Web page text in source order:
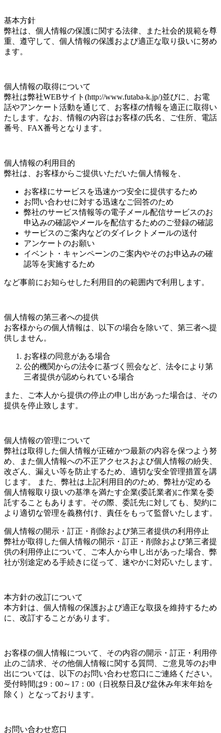
基本方針
弊社は、個人情報の保護に関する法律、また社会的規範を尊
重、遵守して、個人情報の保護および適正な取り扱いに努め
ます。
個人情報の取得について
弊社は弊社WEBサイト(http://www.futaba-k.jp/)並びに、お電
話やアンケート活動を通じて、お客様の情報を適正に取得い
たします。なお、情報の内容はお客様の氏名、ご住所、電話
番号、FAX番号となります。
個人情報の利用目的
弊社は、お客様からご提供いただいた個人情報を、
お客様にサービスを迅速かつ安全に提供するため
お問い合わせに対する迅速なご回答のため
弊社のサービス情報等の電子メール配信サービスのお
申込みの確認やメールを配信するためのご登録の確認
サービスのご案内などのダイレクトメールの送付
アンケートのお願い
イベント・キャンペーンのご案内やそのお申込みの確
認等を実施するため
など事前にお知らせした利用目的の範囲内で利用します。
個人情報の第三者への提供
お客様からの個人情報は、以下の場合を除いて、第三者へ提
供しません。
お客様の同意がある場合
公的機関からの法令に基づく照会など、法令により第
三者提供が認められている場合
また、ご本人から提供の停止の申し出があった場合は、その
提供を停止致します。
個人情報の管理について
弊社は取得した個人情報が正確かつ最新の内容を保つよう努
め、また個人情報への不正アクセスおよび個人情報の紛失、
改ざん、漏えい等を防止するため、適切な安全管理措置を講
じます。 また、弊社は上記利用目的のため、弊社が定める
個人情報取り扱いの基準を満たす企業(委託業者)に作業を委
託することもあります。その際、委託先に対しても、契約に
より適切な管理を義務付け、責任をもって監督いたします。
個人情報の開示・訂正・削除および第三者提供の利用停止
弊社が取得した個人情報の開示・訂正・削除および第三者提
供の利用停止について、ご本人から申し出があった場合、弊
社が別途定める手続きに従って、速やかに対応いたします。
本方針の改訂について
本方針は、個人情報の保護および適正な取扱を維持するため
に、改訂することがあります。
お客様の個人情報について、その内容の開示・訂正・利用停
止のご請求、その他個人情報に関する質問、ご意見等のお申
出については、以下のお問い合わせ窓口にご連絡ください。
受付時間は9：00～17：00（日祝祭日及び盆休み年末年始を
除く）となっております。
お問い合わせ窓口